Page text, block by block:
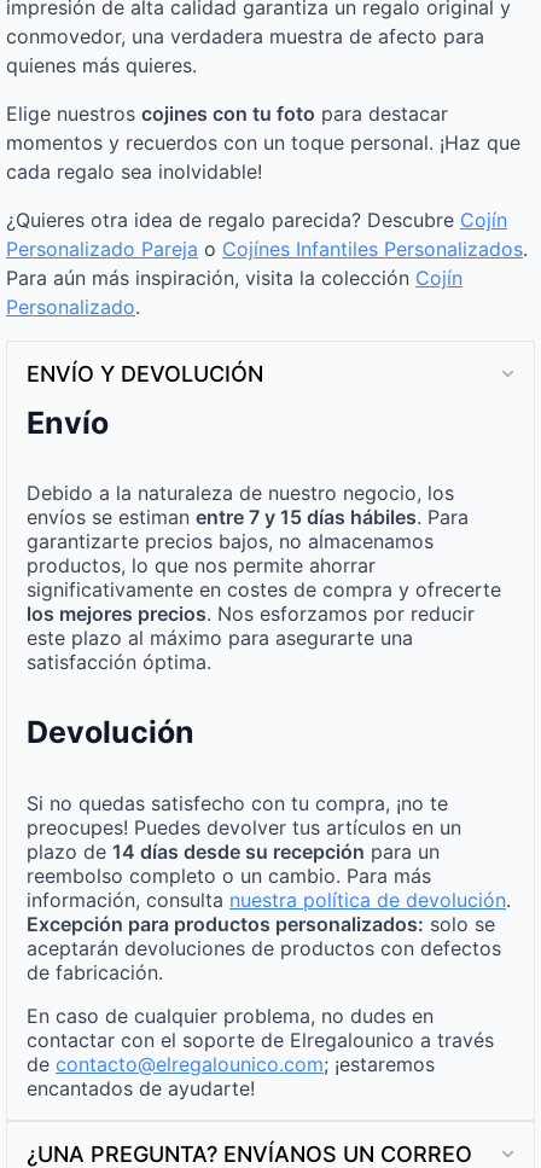
impresión de alta calidad garantiza un regalo original y
conmovedor, una verdadera muestra de afecto para
quienes más quieres.
Elige nuestros cojines con tu foto para destacar
momentos y recuerdos con un toque personal. ¡Haz que
cada regalo sea inolvidable!
¿Quieres otra idea de regalo parecida? Descubre Cojín
Personalizado Pareja o Cojínes Infantiles Personalizados.
Para aún más inspiración, visita la colección Cojín
Personalizado.
ENVÍO Y DEVOLUCIÓN
Envío
Debido a la naturaleza de nuestro negocio, los
envíos se estiman entre 7 y 15 días hábiles. Para
garantizarte precios bajos, no almacenamos
productos, lo que nos permite ahorrar
significativamente en costes de compra y ofrecerte
los mejores precios. Nos esforzamos por reducir
este plazo al máximo para asegurarte una
satisfacción óptima.
Devolución
Si no quedas satisfecho con tu compra, ¡no te
preocupes! Puedes devolver tus artículos en un
plazo de 14 días desde su recepción para un
reembolso completo o un cambio. Para más
información, consulta nuestra política de devolución.
Excepción para productos personalizados: solo se
aceptarán devoluciones de productos con defectos
de fabricación.
En caso de cualquier problema, no dudes en
contactar con el soporte de Elregalounico a través
de contacto@elregalounico.com; ¡estaremos
encantados de ayudarte!
¿UNA PREGUNTA? ENVÍANOS UN CORREO